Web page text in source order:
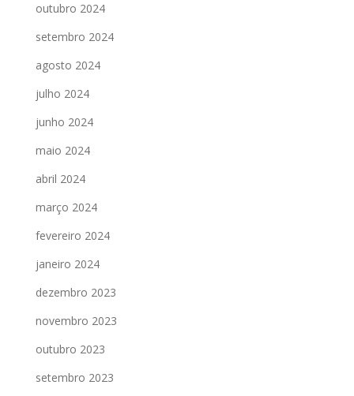
outubro 2024
setembro 2024
agosto 2024
julho 2024
junho 2024
maio 2024
abril 2024
março 2024
fevereiro 2024
janeiro 2024
dezembro 2023
novembro 2023
outubro 2023
setembro 2023